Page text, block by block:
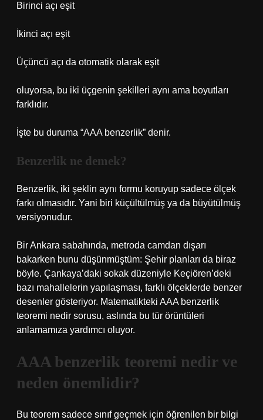
Birinci açı eşit
İkinci açı eşit
Üçüncü açı da otomatik olarak eşit
oluyorsa, bu iki üçgenin şekilleri aynı ama boyutları
farklıdır.
İşte bu duruma “AAA benzerlik” denir.
Benzerlik ne demek?
Benzerlik, iki şeklin aynı formu koruyup sadece ölçek
farkı olmasıdır. Yani biri küçültülmüş ya da büyütülmüş
versiyonudur.
Bir Ankara sabahında, metroda camdan dışarı
bakarken bunu düşünmüştüm: Şehir planları da biraz
böyle. Çankaya’daki sokak düzeniyle Keçiören’deki
bazı mahallelerin yapılaşması, farklı ölçeklerde benzer
desenler gösteriyor. Matematikteki AAA benzerlik
teoremi nedir sorusu, aslında bu tür örüntüleri
anlamamıza yardımcı oluyor.
AAA benzerlik teoremi nedir ve
neden önemlidir?
Bu teorem sadece sınıf geçmek için öğrenilen bir bilgi